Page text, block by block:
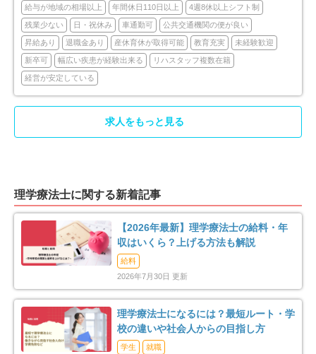
松前郡松前町 2 上磯郡木古内町 1
亀田郡七飯町 2 茅部郡森町 2
檜山郡江差町
虻田郡倶知安町
余市郡余市町 5
夕張郡由仁町 2 夕張郡長沼町 2
夕張郡栗山町 1
上川郡美瑛町 1 苫前郡羽幌町 1
利尻郡利尻富士町 1 網走郡美幌町 3
給与が地域の相場以上 年間休日110日以上 4週8休以上シフト制
残業少ない 日・祝休み 車通勤可 公共交通機関の便が良い
昇給あり 退職金あり 産休育休が取得可能 教育充実 未経験歓迎
新卒可 幅広い疾患が経験出来る リハスタッフ複数在籍
経営が安定している
求人をもっと見る
理学療法士に関する新着記事
【2026年最新】理学療法士の給料・年
収はいくら？上げる方法も解説
給料
2026年7月30日 更新
理学療法士になるには？最短ルート・学
校の違いや社会人からの目指し方
学生
就職